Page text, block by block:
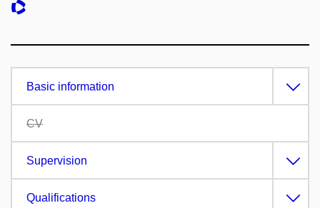
Basic information
CV
Supervision
Qualifications